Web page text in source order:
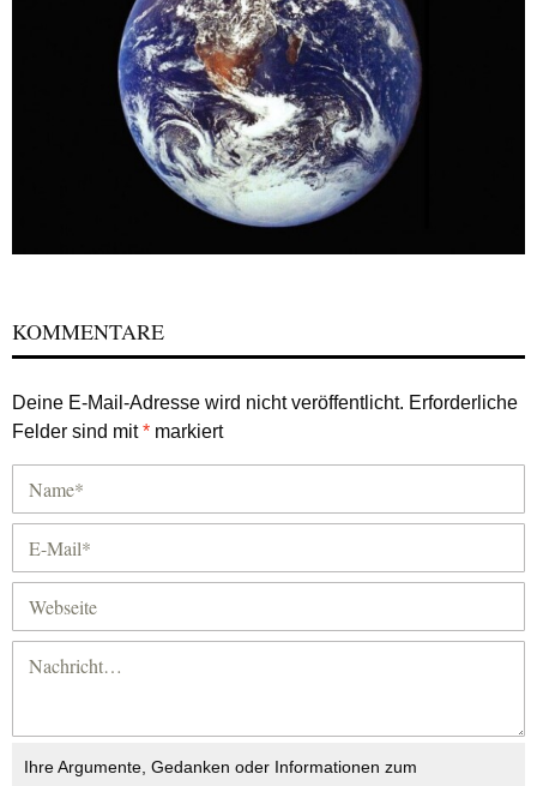
KOMMENTARE
Deine E-Mail-Adresse wird nicht veröffentlicht. Erforderliche
Felder sind mit* markiert
Ihre Argumente, Gedanken oder Informationen zum